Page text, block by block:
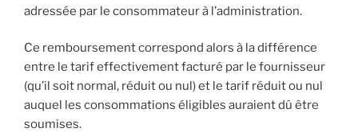
adressée par le consommateur à l’administration.
Ce remboursement correspond alors à la différence
entre le tarif effectivement facturé par le fournisseur
(qu’il soit normal, réduit ou nul) et le tarif réduit ou nul
auquel les consommations éligibles auraient dû être
soumises.